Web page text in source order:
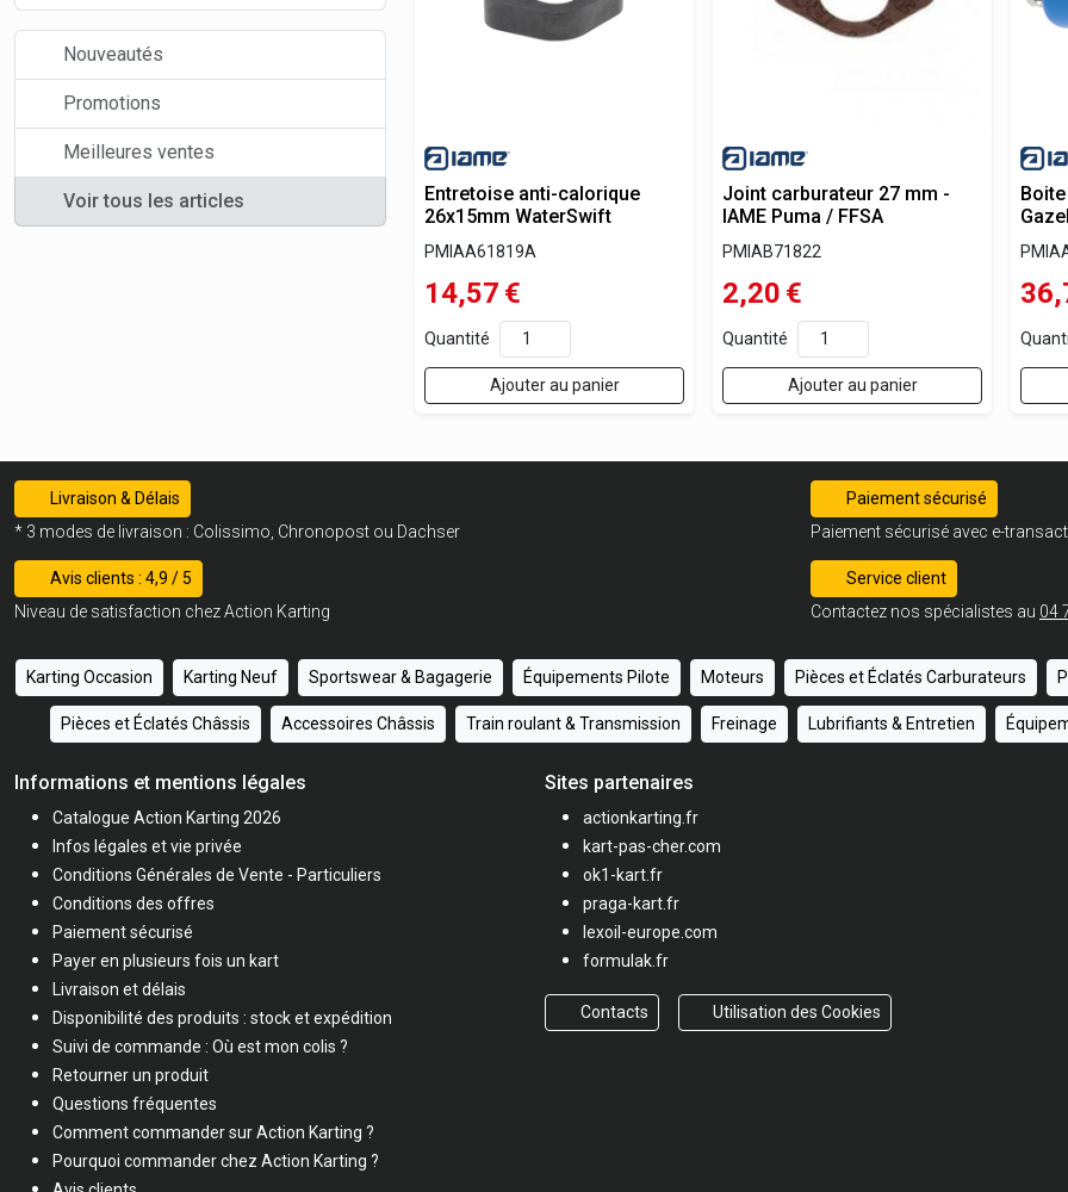
Entretoise anti-calorique
26x15mm WaterSwift
PMIAA61819A
14,57 €
Quantité
Ajouter au panier
Joint carburateur 27 mm -
IAME Puma / FFSA
PMIAB71822
2,20 €
Quantité
Ajouter au panier
Nouveautés
Promotions
Meilleures ventes
Voir tous les articles
Livraison & Délais
* 3 modes de livraison : Colissimo, Chronopost ou Dachser
Paiement sécurisé
Paiement sécurisé avec e-
Avis clients : 4,9 / 5
Niveau de satisfaction chez Action Karting
Service client
Contactez nos spécialistes au 04
Karting Occasion Karting Neuf Sportswear & Bagagerie Équipements Pilote Moteurs Pièces et Éclatés Carburateurs
Pièces et Éclatés Châssis Accessoires Châssis Train roulant & Transmission Freinage Lubrifiants & Entretien
Informations et mentions légales
Catalogue Action Karting 2026
Infos légales et vie privée
Conditions Générales de Vente - Particuliers
Conditions des offres
Paiement sécurisé
Payer en plusieurs fois un kart
Livraison et délais
Disponibilité des produits : stock et expédition
Suivi de commande : Où est mon colis ?
Retourner un produit
Questions fréquentes
Comment commander sur Action Karting ?
Pourquoi commander chez Action Karting ?
Sites partenaires
actionkarting.fr
kart-pas-cher.com
ok1-kart.fr
praga-kart.fr
lexoil-europe.com
formulak.fr
Contacts Utilisation des Cookies